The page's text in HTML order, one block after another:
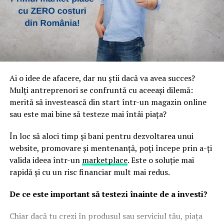
colaborarea dintre toate componentele sale. Website-ul,
conținutul, promovarea și analiza performanței trebuie
să funcționeze împreună pentru a susține aceleași
obiective. Atunci când există coerență între aceste
elemente, rezultatele devin mai stabile și mai
predictibile.
Pe măsură ce afacerea crește, este important ca
infrastructura digitală să poată susține dezvoltarea.
Platformele moderne permit integrarea cu sisteme de
gestiune, instrumente de marketing și soluții de
automatizare, contribuind la eficientizarea activității și
la reducerea costurilor operaționale.
Pentru a evalua experiența și calitatea implementărilor,
multe companii analizeazăechipa FXF Web Solution
digitale.
prospețime și note de bază persistente, tind să evolueze
mai armonios pe piele în sezonul cald.
Două parfumuri inspirate de vară și de parfumeria
de nișă
Pornind de la această tendință, Oriflame completează
colecția Top Scents cu două noi parfumuri create
împreună cu Givaudan, unul dintre liderii mondiali în
parfumeria fină.
La La Lime– prospețime reinterpretată
Dacă preferi parfumurile fresh, luminoase și energice, La
Ai o idee de afacere, dar nu știi dacă va avea succes?
Mulți antreprenori se confruntă cu aceeași dilemă:
merită să investească din start într-un magazin online
sau este mai bine să testeze mai întâi piața?
În loc să aloci timp și bani pentru dezvoltarea unui
website, promovare și mentenanță, poți începe prin a-ți
valida ideea într-un marketplace. Este o soluție mai
rapidă și cu un risc financiar mult mai redus.
De ce este important să testezi înainte de a investi?
Chiar dacă tu crezi în produsul sau serviciul tău, piața